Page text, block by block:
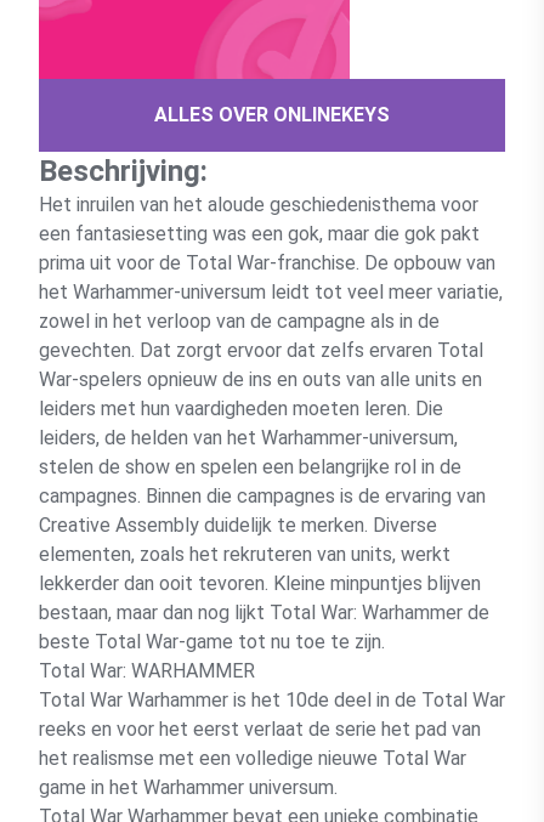
ALLES OVER ONLINEKEYS
Beschrijving:
Het inruilen van het aloude geschiedenisthema voor
een fantasiesetting was een gok, maar die gok pakt
prima uit voor de Total War-franchise. De opbouw van
het Warhammer-universum leidt tot veel meer variatie,
zowel in het verloop van de campagne als in de
gevechten. Dat zorgt ervoor dat zelfs ervaren Total
War-spelers opnieuw de ins en outs van alle units en
leiders met hun vaardigheden moeten leren. Die
leiders, de helden van het Warhammer-universum,
stelen de show en spelen een belangrijke rol in de
campagnes. Binnen die campagnes is de ervaring van
Creative Assembly duidelijk te merken. Diverse
elementen, zoals het rekruteren van units, werkt
lekkerder dan ooit tevoren. Kleine minpuntjes blijven
bestaan, maar dan nog lijkt Total War: Warhammer de
beste Total War-game tot nu toe te zijn.
Total War: WARHAMMER
Total War Warhammer is het 10de deel in de Total War
reeks en voor het eerst verlaat de serie het pad van
het realismse met een volledige nieuwe Total War
game in het Warhammer universum.
Total War Warhammer bevat een unieke combinatie